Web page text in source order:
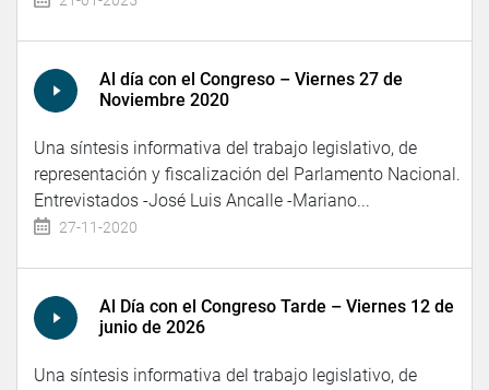
Al día con el Congreso – Viernes 27 de
Noviembre 2020
Una síntesis informativa del trabajo legislativo, de
representación y fiscalización del Parlamento Nacional.
Entrevistados -José Luis Ancalle -Mariano...
27-11-2020
Al Día con el Congreso Tarde – Viernes 12 de
junio de 2026
Una síntesis informativa del trabajo legislativo, de